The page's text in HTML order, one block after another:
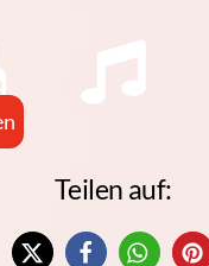
Teilen auf: